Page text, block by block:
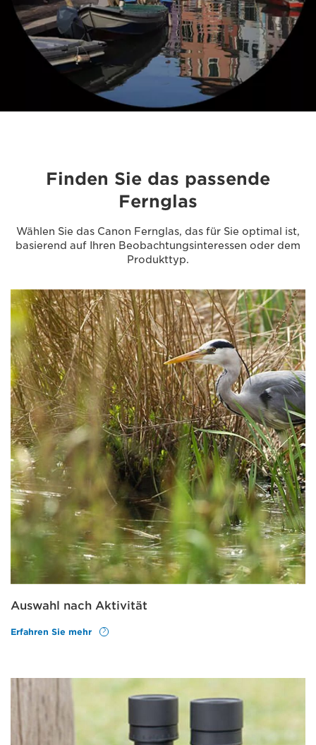
Finden Sie das passende
Fernglas
Wählen Sie das Canon Fernglas, das für Sie optimal ist,
basierend auf Ihren Beobachtungsinteressen oder dem
Produkttyp.
Auswahl nach Aktivität
Erfahren Sie mehr